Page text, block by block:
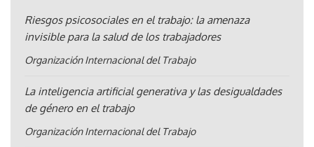
Riesgos psicosociales en el trabajo: la amenaza
invisible para la salud de los trabajadores
Organización Internacional del Trabajo
La inteligencia artificial generativa y las desigualdades
de género en el trabajo
Organización Internacional del Trabajo